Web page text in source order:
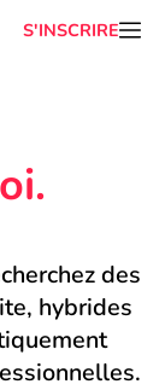
S'INSCRIRE
des
hybrides